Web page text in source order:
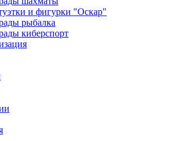
и фигурки "Оскар"
рыбалка
киберспорт